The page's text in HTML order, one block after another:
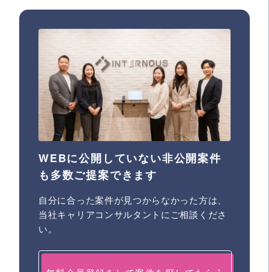
WEBに公開していない非公開案件
も多数ご提案できます
自分に合った案件が見つからなかった方は、
当社キャリアコンサルタントにご相談くださ
い。